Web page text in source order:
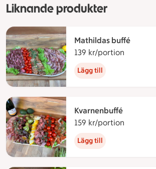
Liknande produkter
Mathildas buffé
139 kr/portion
Lägg till
Kvarnenbuffé
159 kr/portion
Lägg till